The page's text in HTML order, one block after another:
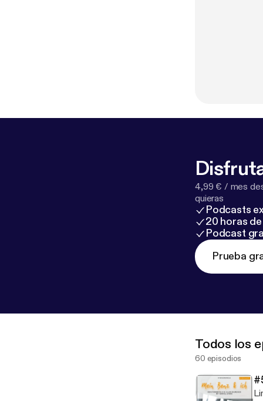
4,99 € / mes
quieras
Podcasts
20 horas
Podcast
Prueba
Todos los
60 episodios